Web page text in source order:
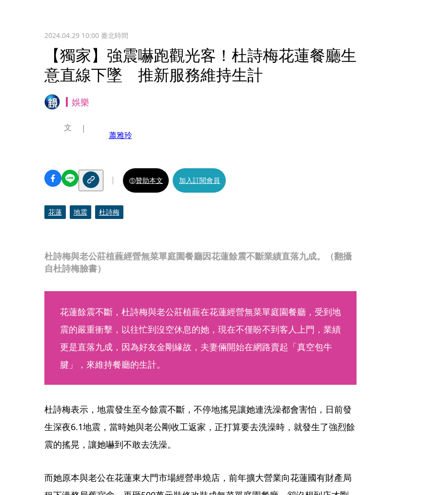
2024.04.29 10:00臺北時間
【獨家】強震嚇跑觀光客！杜詩梅花蓮餐廳生
意直線下墜 推新服務維持生計
娛樂
杜詩梅與老公莊植蘢經營無菜單庭園餐廳因花蓮餘震不斷業績直落九成。（翻攝
自杜詩梅臉書）
文
蕭雅玲
贊助本文 加入訂閱會員
花蓮 地震 杜詩梅
花蓮餘震不斷，杜詩梅與老公莊植蘢在花蓮經營無菜單庭園餐廳，受到地
震的嚴重衝擊，以往忙到沒空休息的她，現在不僅盼不到客人上門，業績
更是直落九成，因為好友金剛緣故，夫妻倆開始在網路賣起「真空包牛
腱」，來維持餐廳的生計。
杜詩梅表示，地震發生至今餘震不斷，不停地搖晃讓她連洗澡都會害怕，日前發
生深夜6.1地震，當時她與老公剛收工返家，正打算要去洗澡時，就發生了強烈餘
震的搖晃，讓她嚇到不敢去洗澡。
而她原本與老公在花蓮東大門市場經營串燒店，前年擴大營業向花蓮國有財產局